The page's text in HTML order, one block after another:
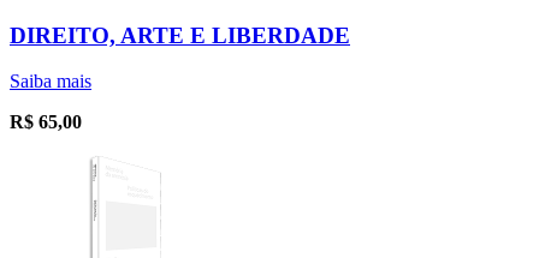
DIREITO, ARTE E LIBERDADE
Saiba mais
R$ 65,00